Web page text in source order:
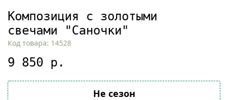
Композиция с золотыми
свечами "Саночки"
Код товара: 14528
9 850 р.
Не сезон